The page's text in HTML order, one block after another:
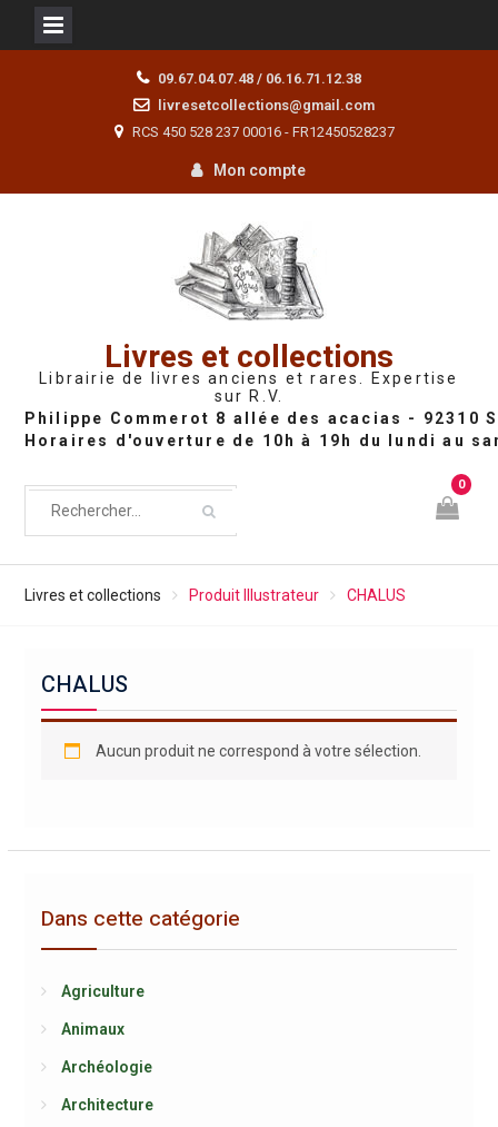
09.67.04.07.48 / 06.16.71.12.38
livresetcollections@gmail.com
RCS 450 528 237 00016 - FR12450528237
Mon compte
Livres et collections
Librairie de livres anciens et rares. Expertise
sur R.V.
0
Livres et collections Produit Illustrateur CHALUS
CHALUS
Aucun produit ne correspond à votre sélection.
Dans cette catégorie
Agriculture
Animaux
Archéologie
Architecture